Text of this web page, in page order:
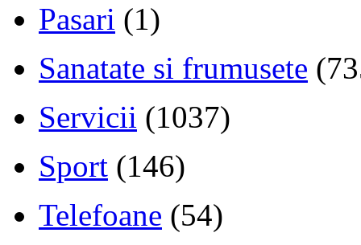
Pasari (1)
Sanatate si frumusete
Servicii (1037)
Sport (146)
Telefoane (54)